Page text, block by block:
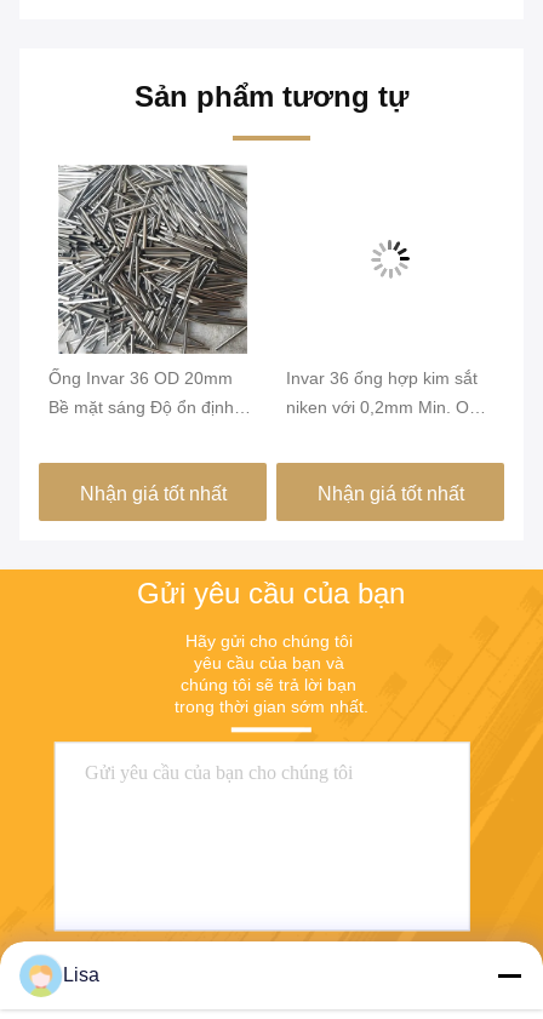
Sản phẩm tương tự
Ống Invar 36 OD 20mm
Bề mặt sáng Độ ổn định
FeNi36 Ống chính xác
Nhận giá tốt nhất
Invar 36 ống hợp kim sắt
niken với 0,2mm Min. OD
định chiều cao trong tòa
nhà xanh
Nhận giá tốt nhất
Gửi yêu cầu của bạn
Hãy gửi cho chúng tôi
yêu cầu của bạn và
chúng tôi sẽ trả lời bạn
trong thời gian sớm nhất.
Lisa